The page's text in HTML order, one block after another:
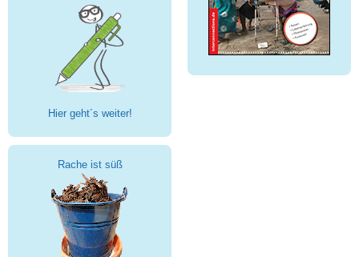
Hier geht´s weiter!
Rache ist süß